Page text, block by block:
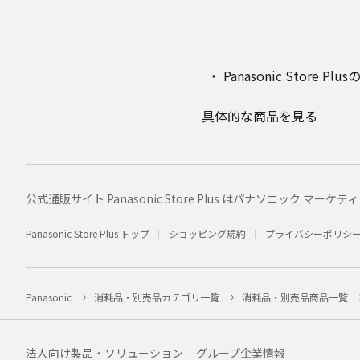
Panasonic Store Plus
具体的な商品を見る
公式通販サイト Panasonic Store Plus はパナソニック マーケテ
Panasonic Store Plus トップ ショッピング規約 プライバシーポリシー
Panasonic 消耗品・別売品カテゴリ一覧 消耗品・別売品商品一覧
法人向け製品・ソリューション グループ企業情報